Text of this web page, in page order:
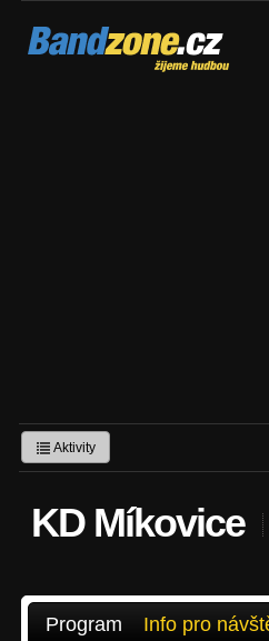
Bandzone.cz
žijeme hudbou
Aktivity
KD Míkovice
Program Info pro